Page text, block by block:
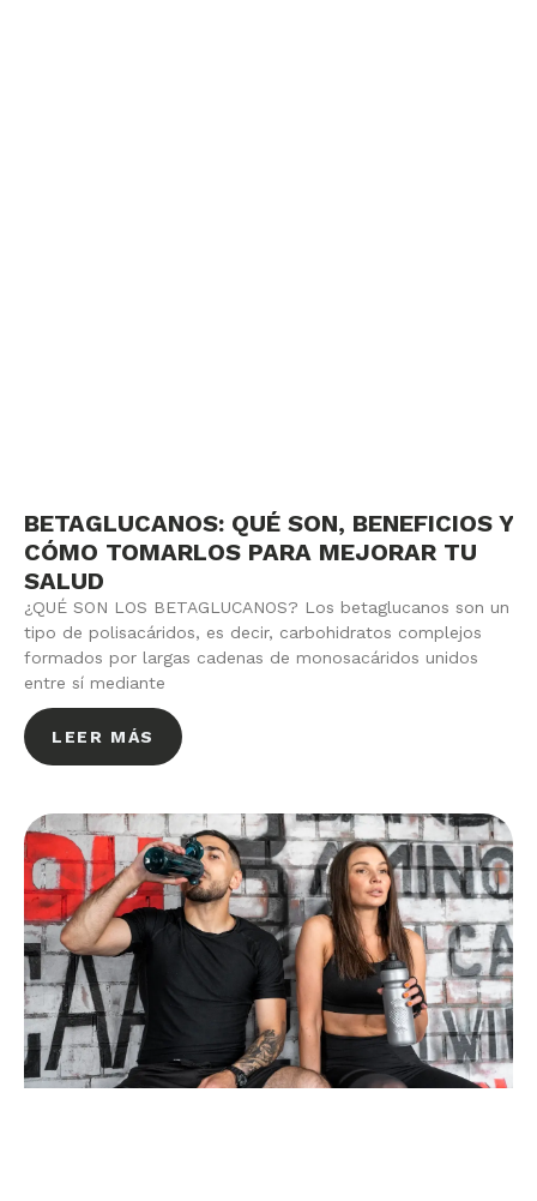
BETAGLUCANOS: QUÉ SON, BENEFICIOS Y
CÓMO TOMARLOS PARA MEJORAR TU
SALUD
¿QUÉ SON LOS BETAGLUCANOS? Los betaglucanos son un
tipo de polisacáridos, es decir, carbohidratos complejos
formados por largas cadenas de monosacáridos unidos
entre sí mediante
LEER MÁS